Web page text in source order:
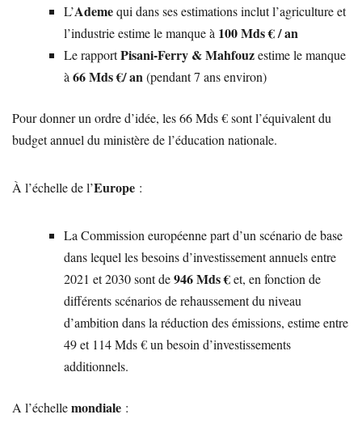
L’Ademequi dans ses estimations inclut l’agriculture et
l’industrie estime le manque à 100 Mds € / an
Le rapportPisani-Ferry & Mahfouzestime le manque
à 66 Mds €/ an(pendant 7 ans environ)
Pour donner un ordre d’idée, les 66 Mds € sont l’équivalent du
budget annuel du ministère de l’éducation nationale.
À l’échelle de l’Europe :
La Commission européenne part d’un scénario de base
dans lequel les besoins d’investissement annuels entre
2021 et 2030 sont de946 Mds €et, en fonction de
différents scénarios de rehaussement du niveau
d’ambition dans la réduction des émissions, estime entre
49 et 114 Mds € un besoin d’investissements
additionnels.
A l’échellemondiale :